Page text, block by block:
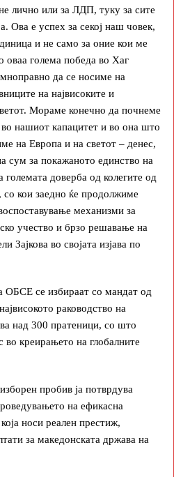
лично или за ЛДП, туку за сите
Ова е успех за секој наш човек,
и не само за оние кои ме
оваа голема победа во Хаг
да се носиме на
на највисоките и
Мораме конечно да почнеме
нашиот капацитет и во она што
на Европа и на светот – денес,
сум за покажаното единство на
големата доверба од колегите од
кои заедно ќе продолжиме
механизми за
учество и брзо решавање на
Зајкова во својата изјава по
ОБСЕ се избираат со мандат од
раководство на
над 300 пратеници, со што
во креирањето на глобалните
пробив ја потврдува
на ефикасна
носи реален престиж,
за македонската држава на